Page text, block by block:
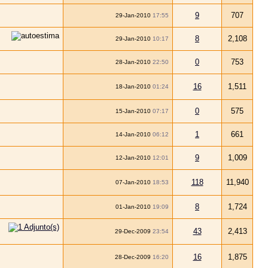
29-Jan-2010 17:55 9 707
29-Jan-2010 10:17 8 2,108
28-Jan-2010 22:50 0 753
18-Jan-2010 01:24 16 1,511
15-Jan-2010 07:17 0 575
14-Jan-2010 06:12 1 661
12-Jan-2010 12:01 9 1,009
07-Jan-2010 18:53 118 11,940
01-Jan-2010 19:09 8 1,724
29-Dec-2009 23:54 43 2,413
28-Dec-2009 16:20 16 1,875